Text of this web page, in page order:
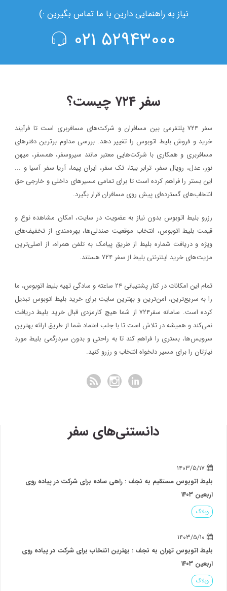
نیاز به راهنمایی دارین با ما تماس بگیرین :)
۵۲۹۴۳۰۰۰ ۰۲۱
سفر ۷۲۴ چیست؟
سفر ۷۲۴ پلتفرمی بین مسافران و شرکت‌های مسافربری است تا فرآیند
خرید و فروش بلیط اتوبوس را تغییر دهد. بررسی مداوم برترین دفترهای
مسافربری و همکاری با شرکت‌هایی معتبر مانند سیروسفر، همسفر، میهن‌
نور، عدل، رویال سفر، ترابر بیتا، تک سفر، ایران پیما، آریا سفر آسیا و ...
این بستر را فراهم کرده است تا برای تمامی مسیرهای داخلی و خارجی حق
انتخاب‌های گسترده‌ای پیش روی مسافران قرار بگیرد.
رزرو بلیط اتوبوس بدون نیاز به عضویت در سایت، امکان مشاهده نوع و
قیمت بلیط اتوبوس، انتخاب موقعیت صندلی‌ها، بهره‌مندی از تخفیف‌های
ویژه و دریافت شماره‌ بلیط از طریق پیامک به تلفن همراه، از اصلی‌ترین
مزیت‌های خرید اینترنتی بلیط از سفر ۷۲۴ هستند.
تمام این امکانات در کنار پشتیبانی‌ ۲۴ ساعته و سادگی تهیه بلیط اتوبوس، ما
را به سریع‌ترین، امن‌ترین و بهترین سایت برای خرید بلیط اتوبوس تبدیل
کرده است. سامانه سفر۷۲۴ از شما هیچ کارمزدی قبال خرید بلیط دریافت
نمی‌کند و همیشه در تلاش است تا با جلب اعتماد شما از طریق ارائه بهترین
سرویس‌ها، بستری را فراهم کند تا به راحتی و بدون سردرگمی بلیط مورد
نیازتان را برای مسیر دلخواه انتخاب و رزرو کنید.
دانستنی‌های سفر
روی
روی